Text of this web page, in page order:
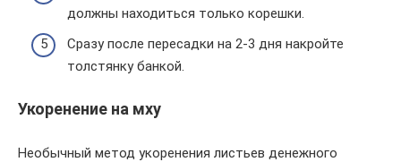
должны находиться только корешки.
Сразу после пересадки на 2-3 дня накройте
толстянку банкой.
Укоренение на мху
Необычный метод укоренения листьев денежного